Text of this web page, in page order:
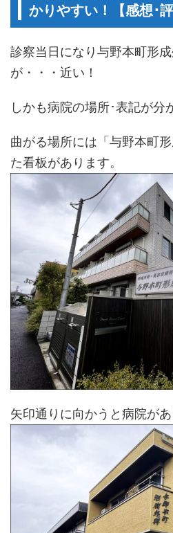
かりやすい！【感想･評
診察当日になり与野本町形
が・・・近い！
しかも病院の場所･表記が分
曲がる場所には「与野本町
た看板があります。
矢印通りに向かうと病院があ